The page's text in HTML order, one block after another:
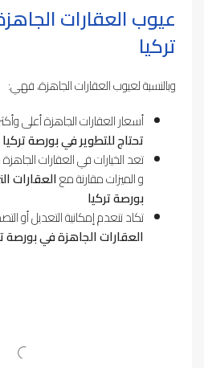
عيوبالعقارات
تركيا
وبالنسبة لعيوب العقارات الجاهزة، فهي:
أسعار العقارات الجاهزة أعلى
تحتاج للتطوير في بورصة تركيا
تعد الخيارات في العقارات
و الميزات مقارنة معالعقارات
بورصة تركيا
تكاد تنعدم إمكانية التعديل أو
العقارات الجاهزة في بورصة